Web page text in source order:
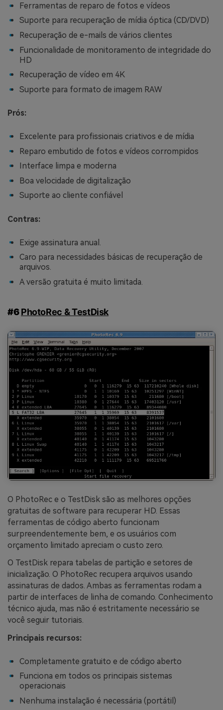
Ferramentas de reparo de fotos e vídeos
Suporte para recuperação de mídia óptica (CD/DVD)
Recuperação de e-mails de vários clientes
Funcionalidade de monitoramento de integridade do
HD
Recuperação de vídeo em 4K
Suporte para formato de imagem RAW
Prós:
Excelente para profissionais criativos e de mídia
Reparo embutido de fotos e vídeos corrompidos
Interface limpa e moderna
Boa velocidade de digitalização
Suporte ao cliente confiável
Contras:
Exige assinatura anual.
Caro para necessidades básicas de recuperação de
arquivos.
A versão gratuita é muito limitada.
#6PhotoRec & TestDisk
O PhotoRec e o TestDisk são as melhores opções
gratuitas de software para recuperar HD. Essas
ferramentas de código aberto funcionam
surpreendentemente bem, e os usuários com
orçamento limitado apreciam o custo zero.
O TestDisk repara tabelas de partição e setores de
inicialização. O PhotoRec recupera arquivos usando
assinaturas de dados. Ambas as ferramentas rodam a
partir de interfaces de linha de comando. Conhecimento
técnico ajuda, mas não é estritamente necessário se
você seguir tutoriais.
Principais recursos:
Completamente gratuito e de código aberto
Funciona em todos os principais sistemas
operacionais
Nenhuma instalação é necessária (portátil)